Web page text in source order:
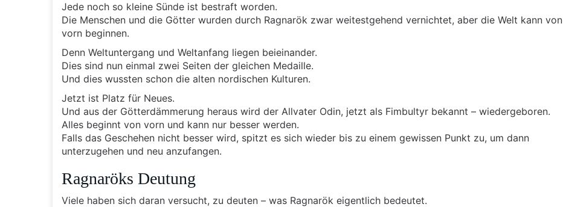
Jede noch so kleine Sünde ist bestraft worden.
Die Menschen und die Götter wurden durch Ragnarök zwar weitestgehend vernichtet, aber die Welt kann von
vorn beginnen.
Denn Weltuntergang und Weltanfang liegen beieinander.
Dies sind nun einmal zwei Seiten der gleichen Medaille.
Und dies wussten schon die alten nordischen Kulturen.
Jetzt ist Platz für Neues.
Und aus der Götterdämmerung heraus wird der Allvater Odin, jetzt als Fimbultyr bekannt – wiedergeboren.
Alles beginnt von vorn und kann nur besser werden.
Falls das Geschehen nicht besser wird, spitzt es sich wieder bis zu einem gewissen Punkt zu, um dann
unterzugehen und neu anzufangen.
Ragnaröks Deutung
Viele haben sich daran versucht, zu deuten – was Ragnarök eigentlich bedeutet.